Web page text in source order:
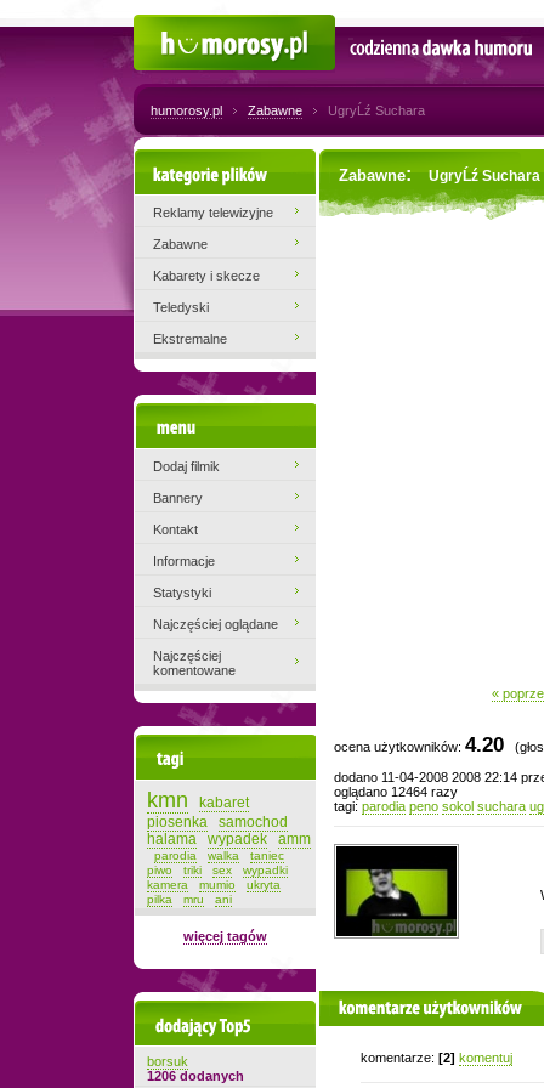
Codzienna dawka humoru
humorosy.pl Zabawne UgryĹź Suchara
Zabawne: UgryĹź Suchara
«
ocena użytkowników: 4.20
dodano 11-04-2008 2008 22:14
oglądano 12464 razy
tagi: parodia peno sokol suchara
komentarze użytkowników
komentarze: [2] komentuj
Kategorie plików
Reklamy telewizyjne
Zabawne
Kabarety i skecze
Teledyski
Ekstremalne
Dodaj filmik
Bannery
Kontakt
Informacje
Statystyki
Najczęściej oglądane
Najczęściej
komentowane
kmn
kabaret
piosenka
samochod
halama
wypadek amm
parodia walka
taniec
piwo
triki sex
wypadki
kamera
mumio
ukryta
pilka
mru ani
więcej tagów
Dodający top-5
borsuk
1206 dodanych